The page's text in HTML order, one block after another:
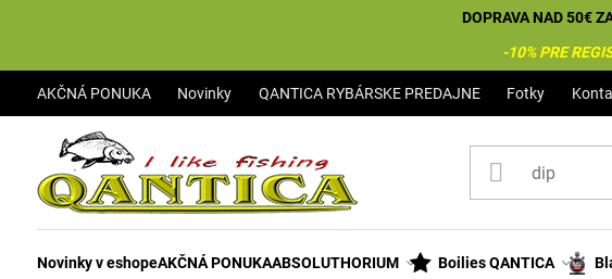
DOPRAVA NAD 50€
-10% PRE
AKČNÁ PONUKA Novinky QANTICA RYBÁRSKE PREDAJNE Fotky
Novinky v eshopeAKČNÁ PONUKAABSOLUTHORIUM Boilies QANTICA